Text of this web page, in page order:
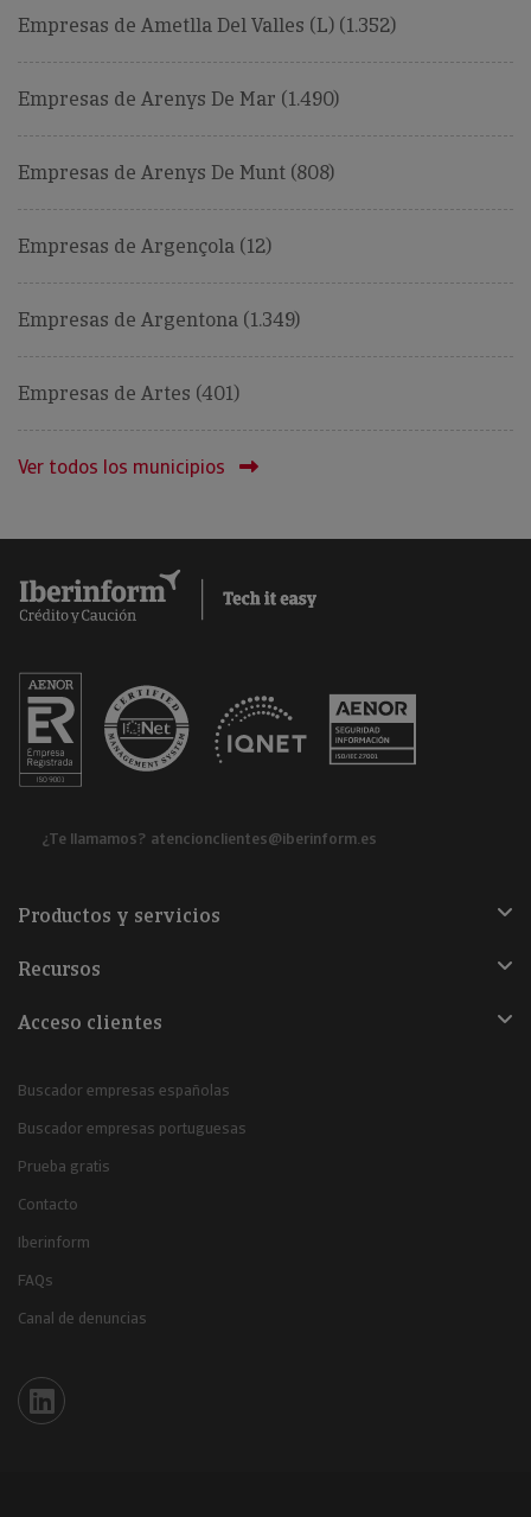
Empresas de Ametlla Del Valles (L) (1.352)
Empresas de Arenys De Mar (1.490)
Empresas de Arenys De Munt (808)
Empresas de Argençola (12)
Empresas de Argentona (1.349)
Empresas de Artes (401)
Ver todos los municipios
¿Te llamamos? atencionclientes@iberinform.es
Productos y servicios
Recursos
Acceso clientes
Buscador empresas españolas
Buscador empresas portuguesas
Prueba gratis
Contacto
Iberinform
FAQs
Canal de denuncias
Iberinform en Linkedin